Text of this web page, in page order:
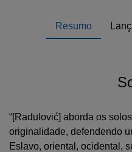
Resumo
“[Radulović] aborda os
originalidade, defendendo
Eslavo, oriental, ocidental,